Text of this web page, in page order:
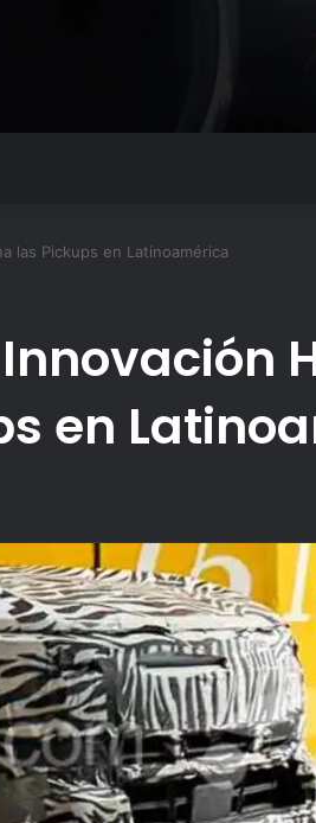
las Pickups en Latinoamérica
en